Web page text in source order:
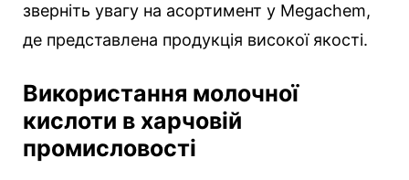
зверніть увагу на асортимент у Megachem,
де представлена продукція високої якості.
Використання молочної
кислоти в харчовій
промисловості